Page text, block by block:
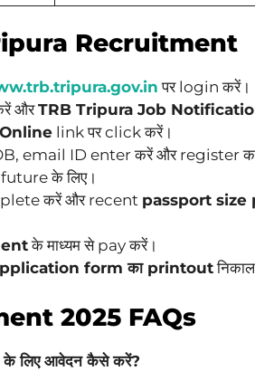
Recruitment
पर login करें।
औरTRB Tripura Job
link पर click करें।
email ID enter करें और register
के लिए।
करें और recent passport size
के माध्यम से pay करें।
form का printout
2025 FAQs
लिए आवेदन कैसे करें?